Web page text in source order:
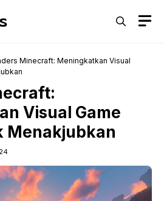
Minecraft: Meningkatkan Visual
Visual Game
Menakjubkan